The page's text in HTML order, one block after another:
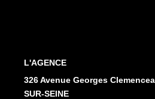
L'AGENCE
326 Avenue Georges
SUR-SEINE